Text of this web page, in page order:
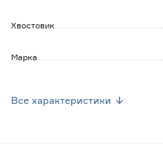
Хвостовик
Марка
Все характеристики